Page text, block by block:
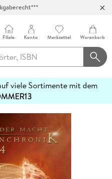
Filiale Konto Merkzettel Warenkorb
viele Sortimente mit dem